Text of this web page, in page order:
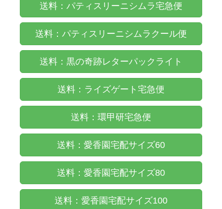
送料：パティスリーニシムラ宅急便
送料：パティスリーニシムラクール便
送料：黒の奇跡レターパックライト
送料：ライズゲート宅急便
送料：環甲研宅急便
送料：愛香園宅配サイズ60
送料：愛香園宅配サイズ80
送料：愛香園宅配サイズ100